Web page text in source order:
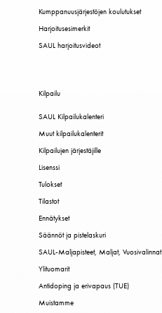
Kumppanuusjärjestöjen koulutukset
Harjoitusesimerkit
SAUL harjoitusvideot
Kilpailu
SAUL Kilpailukalenteri
Muut kilpailukalenterit
Kilpailujen järjestäjille
Lisenssi
Tulokset
Tilastot
Ennätykset
Säännöt ja pistelaskuri
SAUL-Maljapisteet, Maljat, Vuosivalinnat
Ylituomarit
Antidoping ja erivapaus (TUE)
Muistamme